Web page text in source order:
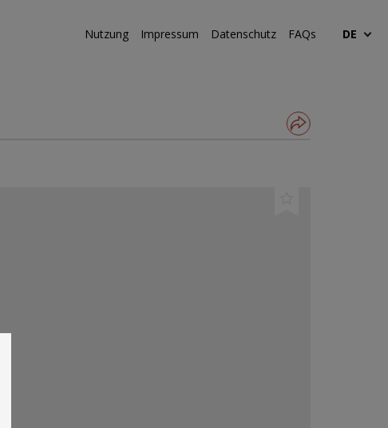
Nutzung Impressum Datenschutz FAQs DE